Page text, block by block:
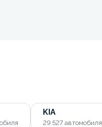
KIA
29 527 автомобиля